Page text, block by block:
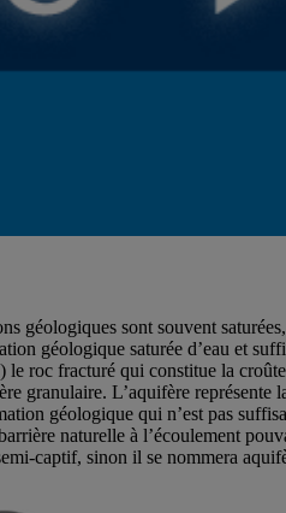
géologiques sont souvent
géologique saturée d’eau et
roc fracturé qui constitue la
granulaire. L’aquifère représente
géologique qui n’est pas
naturelle à l’écoulement
captif, sinon il se nommera